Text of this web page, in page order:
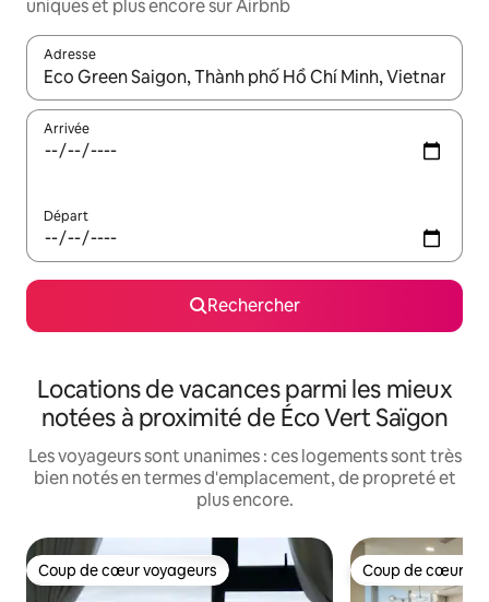
uniques et plus encore sur Airbnb
Adresse
Lorsque les résultats s'affichent, utilisez les flèches vers le
Arrivée
Départ
Rechercher
Locations de vacances parmi les mieux
notées à proximité de Éco Vert Saïgon
Les voyageurs sont unanimes : ces logements sont très
bien notés en termes d'emplacement, de propreté et
plus encore.
Coup de cœur voyageurs
Coup de cœur voyageurs Coup de cœur
Coup de cœur